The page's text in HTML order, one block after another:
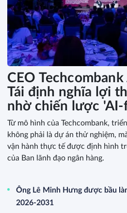
CEO
Tái định nghĩa lợi
nhờ chiến lược
Từ mô hình của Techcombank,
không phải là dự án thử nghiệm,
vận hành thực tế được định hình
của Ban lãnh đạo ngân hàng.
Ông Lê Minh Hưng được bầu
2026-2031